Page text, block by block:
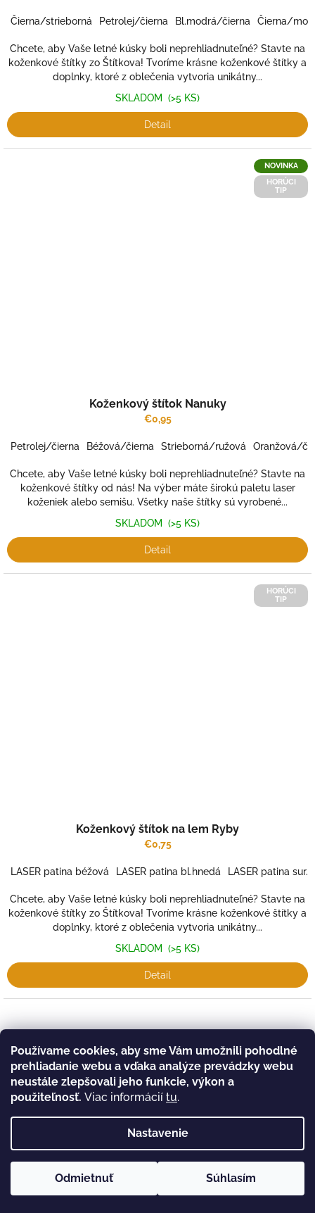
Používame cookies, aby sme Vám umožnili pohodlné
prehliadanie webu a vďaka analýze prevádzky webu
neustále zlepšovali jeho funkcie, výkon a
použiteľnosť. Viac informácií tu.
Nastavenie
Odmietnuť Súhlasím
Čierna/strieborná Petrolej/čierna Bl.modrá/čierna Čierna/
Chcete, aby Vaše letné kúsky boli neprehliadnuteľné? Stavte na
koženkové štítky zo Štítkova! Tvoríme krásne koženkové štítky a
doplnky, ktoré z oblečenia vytvoria unikátny...
SKLADOM (>5 KS)
Detail
NOVINKA
HORÚCI
TIP
Koženkový štítok Nanuky
€0,95
Petrolej/čierna Béžová/čierna Strieborná/ružová Oranžová/
Chcete, aby Vaše letné kúsky boli neprehliadnuteľné? Stavte na
koženkové štítky od nás! Na výber máte širokú paletu laser
koženiek alebo semišu. Všetky naše štítky sú vyrobené...
SKLADOM (>5 KS)
Detail
HORÚCI
TIP
Koženkový štítok na lem Ryby
€0,75
LASER patina béžová LASER patina bl.hnedá LASER patina
Chcete, aby Vaše letné kúsky boli neprehliadnuteľné? Stavte na
koženkové štítky zo Štítkova! Tvoríme krásne koženkové štítky a
doplnky, ktoré z oblečenia vytvoria unikátny...
SKLADOM (>5 KS)
Detail